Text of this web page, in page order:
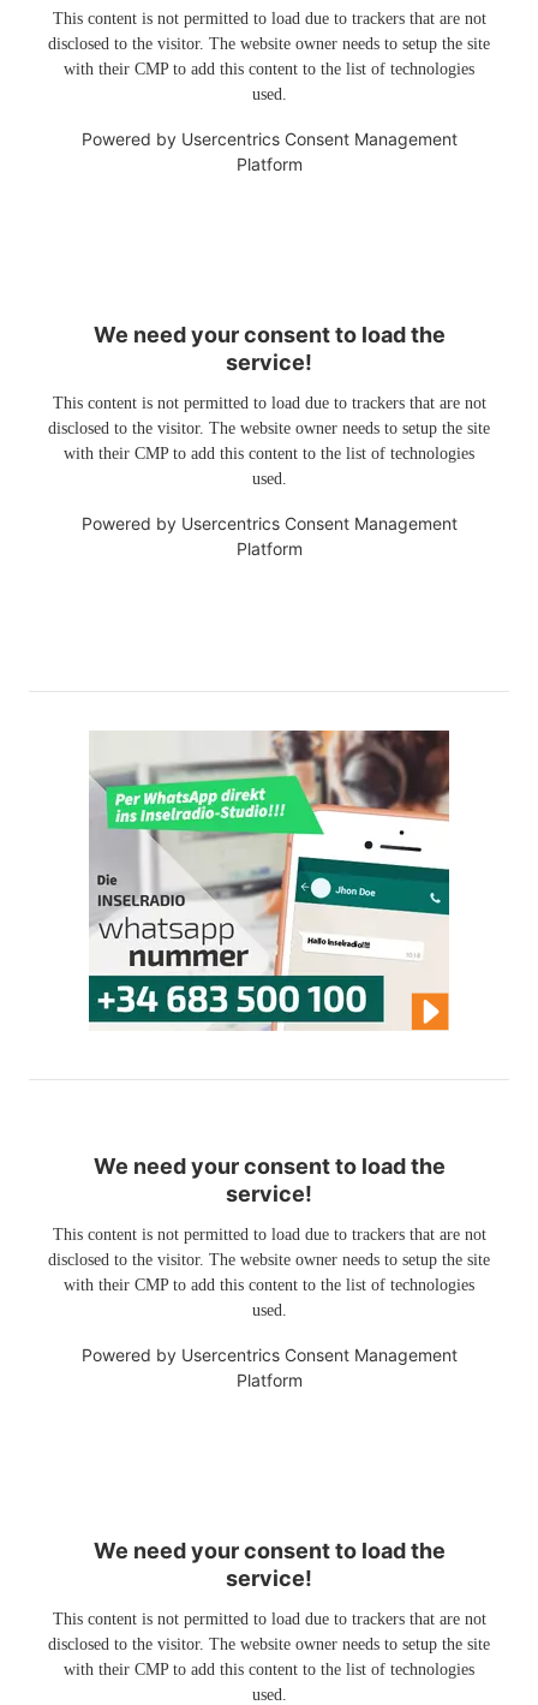
This content is not permitted to load due to trackers that are not
disclosed to the visitor. The website owner needs to setup the site
with their CMP to add this content to the list of technologies
used.
Powered by Usercentrics Consent Management
Platform
We need your consent to load the
service!
This content is not permitted to load due to trackers that are not
disclosed to the visitor. The website owner needs to setup the site
with their CMP to add this content to the list of technologies
used.
Powered by Usercentrics Consent Management
Platform
We need your consent to load the
service!
This content is not permitted to load due to trackers that are not
disclosed to the visitor. The website owner needs to setup the site
with their CMP to add this content to the list of technologies
used.
Powered by Usercentrics Consent Management
Platform
We need your consent to load the
service!
This content is not permitted to load due to trackers that are not
disclosed to the visitor. The website owner needs to setup the site
with their CMP to add this content to the list of technologies
used.